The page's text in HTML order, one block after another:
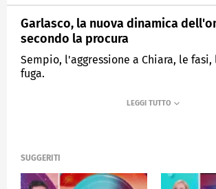
Garlasco, la nuova dinamica
secondo la procura
Sempio, l'aggressione a Chiara, le
fuga.
MATTINO CINQUE
SUGGERITI